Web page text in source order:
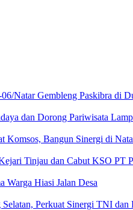
Natar Gembleng Paskibra di
dan Dorong Pariwisata
Komsos, Bangun Sinergi di
Tinjau dan Cabut KSO PT
Warga Hiasi Jalan Desa
Perkuat Sinergi TNI dan